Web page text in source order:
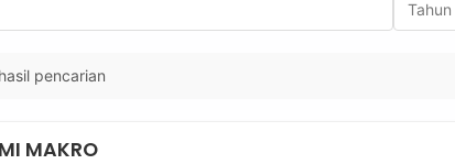
pencarian
MAKRO